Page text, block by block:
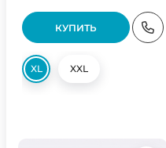
КУПИТЬ
XL XXL